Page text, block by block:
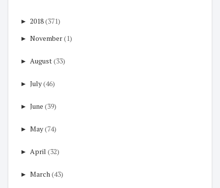
► 2018(371)
► November(1)
► August(33)
► July(46)
► June (39)
► May(74)
► April (32)
► March(43)